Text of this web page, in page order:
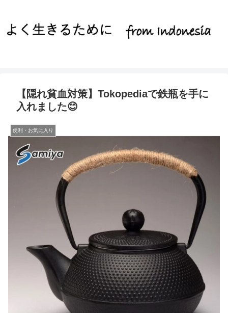
【隠れ貧血対策】Tokopediaで鉄瓶を手に
入れました😊
便利・お気に入り